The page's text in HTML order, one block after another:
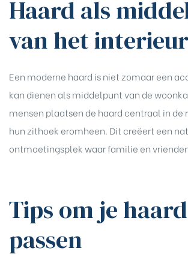
Haard als
van het interieur
Een moderne haard is niet zomaar een
kan dienen als middelpunt van de
mensen plaatsen de haard centraal in de
hun zithoek eromheen. Dit creëert een
ontmoetingsplek waar familie en
Tips om je
passen